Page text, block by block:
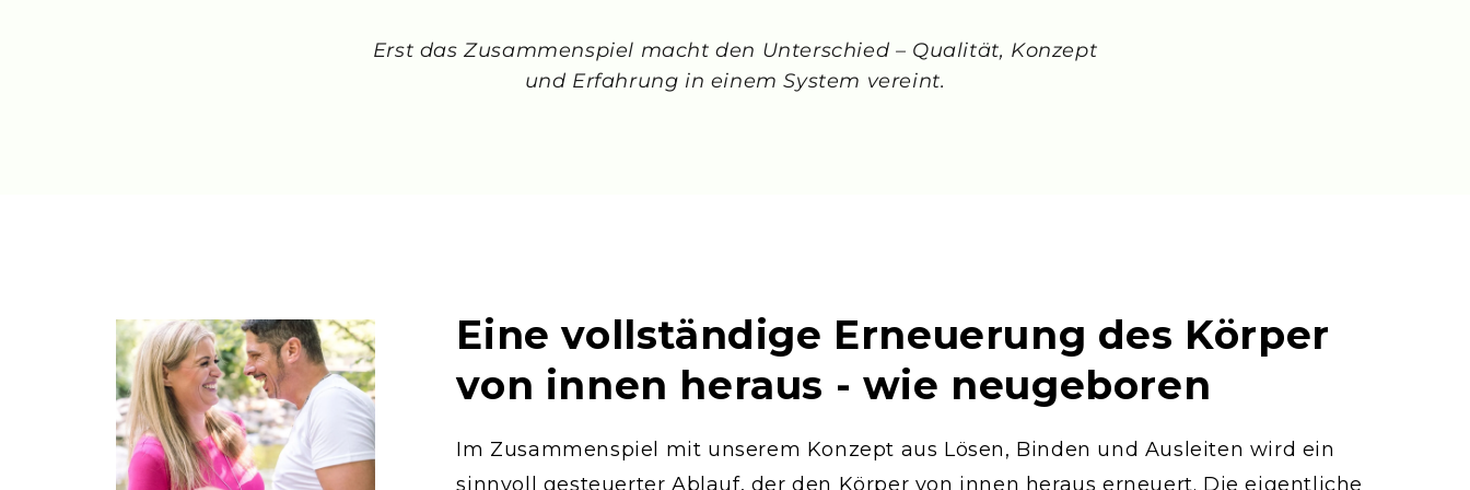
Erst das Zusammenspiel macht den Unterschied – Qualität, Konzept
und Erfahrung in einem System vereint.
Eine vollständige Erneuerung des Körper
von innen heraus - wie neugeboren
Im Zusammenspiel mit unserem Konzept aus Lösen, Binden und Ausleiten wird ein
sinnvoll gesteuerter Ablauf, der den Körper von innen heraus erneuert. Die eigentliche